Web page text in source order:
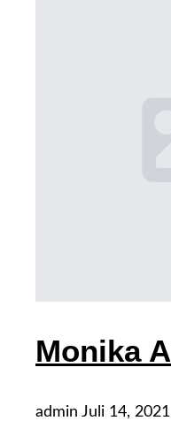
Monika
admin Juli 14, 2021